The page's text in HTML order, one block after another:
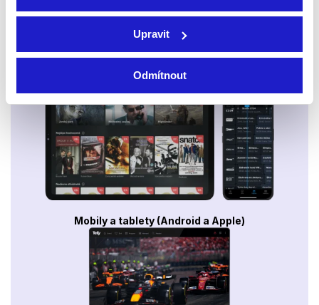
Upravit
Odmítnout
Smart TV - Android, Google, Samsung, LG, VIDAA
Mobily a tablety (Android a Apple)